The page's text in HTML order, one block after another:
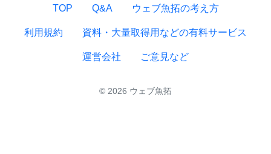
TOP Q&A ウェブ魚拓の考え方
利用規約 資料・大量取得用などの有料サービス
運営会社 ご意見など
© 2026 ウェブ魚拓